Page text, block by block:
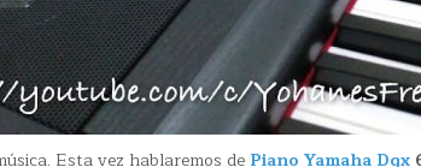
Esta vez hablaremos dePiano Yamaha Dgx